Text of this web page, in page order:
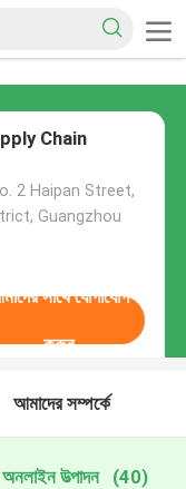
Chain
2 Haipan Street,
Guangzhou
সাথে যোগাযোগ
করুন
আমাদের সম্পর্কে
উত্পাদন (40)